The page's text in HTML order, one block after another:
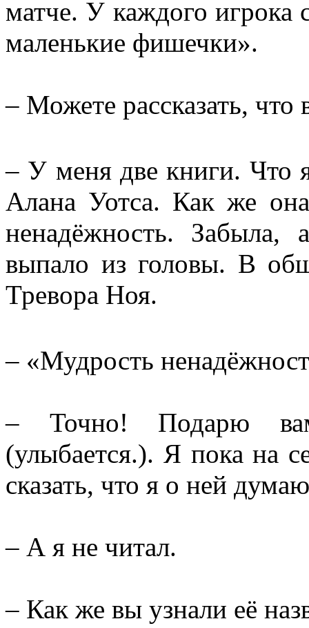
матче. У каждого игрока
маленькие фишечки».
– Можете рассказать, что
– У меня две книги. Что
Алана Уотса. Как же
ненадёжность.
выпало из головы. В
Тревора Ноя.
– «Мудрость
– Точно! Подарю
(улыбается.). Я пока на
сказать, что я о ней
– А я не читал.
– Как же вы узнали её